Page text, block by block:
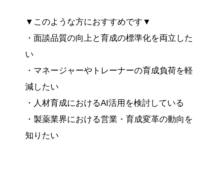
▼このような方におすすめです▼
・面談品質の向上と育成の標準化を両立した
い
・マネージャーやトレーナーの育成負荷を軽
減したい
・人材育成におけるAI活用を検討している
・製薬業界における営業・育成変革の動向を
知りたい